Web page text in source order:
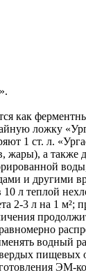
как
ложку
1 ст. л.
а также
и другими
л теплой
2-3 л на 1
водный
ЭМ-